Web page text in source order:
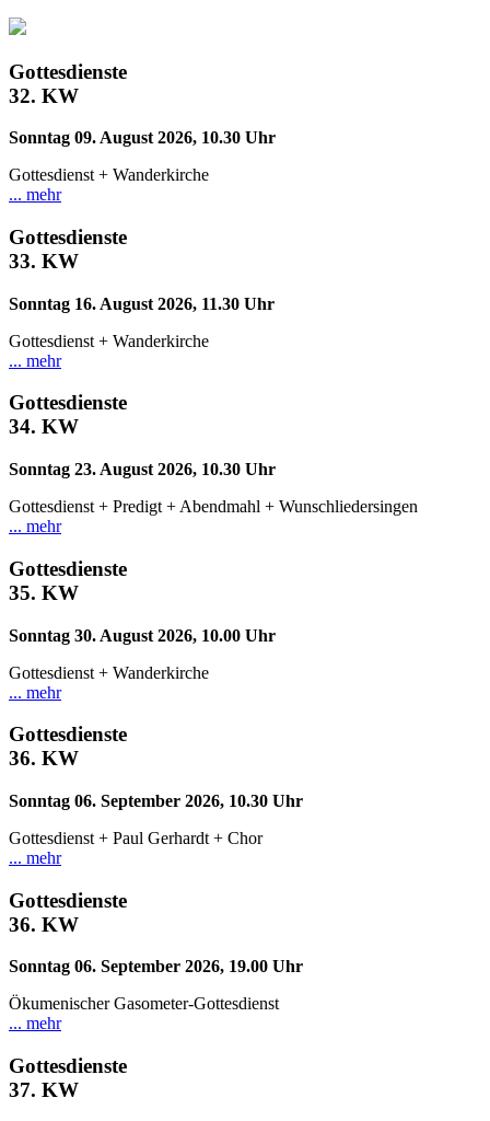
Gottesdienste
32. KW
Sonntag 09. August 2026, 10.30 Uhr
Gottesdienst + Wanderkirche
... mehr
Gottesdienste
33. KW
Sonntag 16. August 2026, 11.30 Uhr
Gottesdienst + Wanderkirche
... mehr
Gottesdienste
34. KW
Sonntag 23. August 2026, 10.30 Uhr
Gottesdienst + Predigt + Abendmahl + Wunschliedersingen
... mehr
Gottesdienste
35. KW
Sonntag 30. August 2026, 10.00 Uhr
Gottesdienst + Wanderkirche
... mehr
Gottesdienste
36. KW
Sonntag 06. September 2026, 10.30 Uhr
Gottesdienst + Paul Gerhardt + Chor
... mehr
Gottesdienste
36. KW
Sonntag 06. September 2026, 19.00 Uhr
Ökumenischer Gasometer-Gottesdienst
... mehr
Gottesdienste
37. KW